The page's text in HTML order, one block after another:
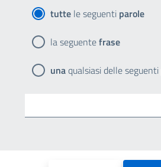
tutte le seguenti parole
la seguentefrase
unaqualsiasi delle seguenti